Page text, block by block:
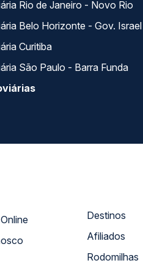
Rio de Janeiro - Novo Rio
Belo Horizonte - Gov.
Curitiba
São Paulo - Barra Funda
Atendimento Online
Destinos
Afiliados
Rodomilhas